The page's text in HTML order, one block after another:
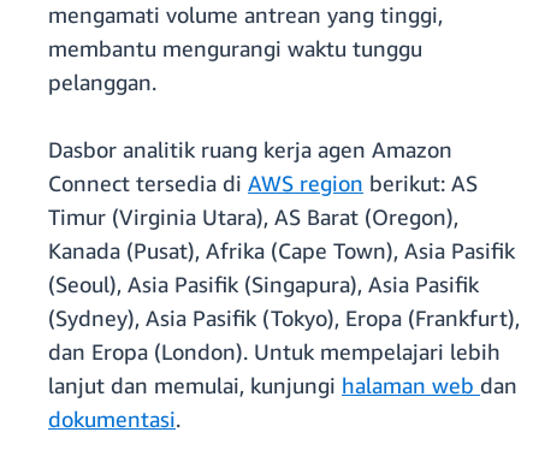
mengamati volume antrean yang tinggi,
membantu mengurangi waktu tunggu
pelanggan.
Dasbor analitik ruang kerja agen Amazon
Connect tersedia di AWS region berikut: AS
Timur (Virginia Utara), AS Barat (Oregon),
Kanada (Pusat), Afrika (Cape Town), Asia Pasifik
(Seoul), Asia Pasifik (Singapura), Asia Pasifik
(Sydney), Asia Pasifik (Tokyo), Eropa (Frankfurt),
dan Eropa (London). Untuk mempelajari lebih
lanjut dan memulai, kunjungi halaman web dan
dokumentasi.